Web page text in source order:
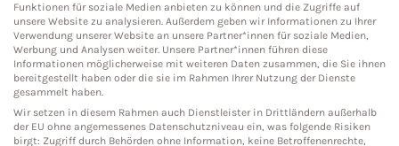
Social Media
Funktionen für soziale Medien anbieten zu können und die Zugriffe auf
unsere Website zu analysieren. Außerdem geben wir Informationen zu Ihrer
Verwendung unserer Website an unsere Partner*innen für soziale Medien,
Werbung und Analysen weiter. Unsere Partner*innen führen diese
Informationen möglicherweise mit weiteren Daten zusammen, die Sie ihnen
bereitgestellt haben oder die sie im Rahmen Ihrer Nutzung der Dienste
gesammelt haben.
Wir setzen in diesem Rahmen auch Dienstleister in Drittländern außerhalb
der EU ohne angemessenes Datenschutzniveau ein, was folgende Risiken
birgt: Zugriff durch Behörden ohne Information, keine Betroffenenrechte,